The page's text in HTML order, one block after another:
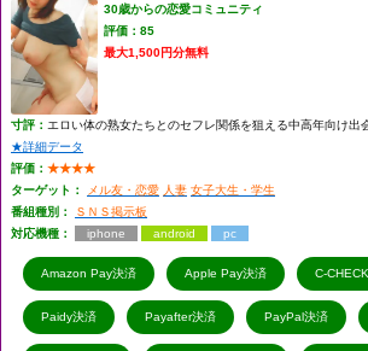
30歳からの恋愛コミュニティ
評価：85
最大1,500円分無料
寸評： エロい体の熟女たちとのセフレ関係を狙える中高年向け出
★詳細データ
評価： ★★★★
ターゲット：
メル友・恋愛 人妻 女子大生・学生
番組種別：
ＳＮＳ掲示板
対応機種：
iphone android pc
Amazon Pay決済 Apple Pay決済 C-CHECK
Paidy決済 Payafter決済 PayPal決済